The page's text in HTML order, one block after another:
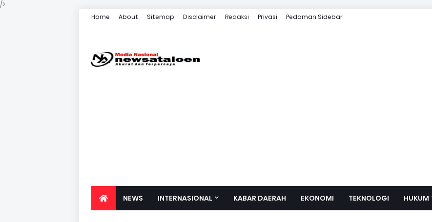
/>
Home About Sitemap Disclaimer Redaksi Privasi Pedoman Sidebar
NEWS INTERNASIONAL KABAR DAERAH EKONOMI TEKNOLOGI HUKUM